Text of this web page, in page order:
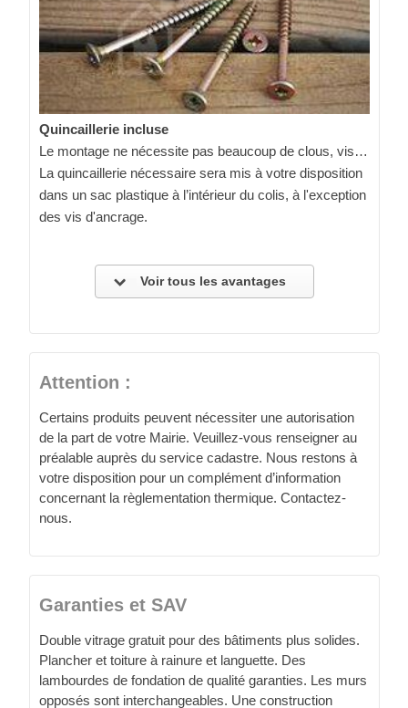
Quincaillerie incluse
Le montage ne nécessite pas beaucoup de clous, vis…
La quincaillerie nécessaire sera mis à votre disposition
dans un sac plastique à l’intérieur du colis, à l'exception
des vis d'ancrage.
Voir tous les avantages
Attention :
Certains produits peuvent nécessiter une autorisation
de la part de votre Mairie. Veuillez-vous renseigner au
préalable auprès du service cadastre. Nous restons à
votre disposition pour un complément d’information
concernant la règlementation thermique. Contactez-
nous.
Garanties et SAV
Double vitrage gratuit pour des bâtiments plus solides.
Plancher et toiture à rainure et languette. Des
lambourdes de fondation de qualité garanties. Les murs
opposés sont interchangeables. Une construction